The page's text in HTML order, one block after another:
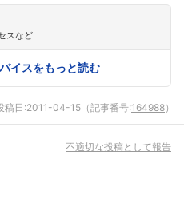
スなど
イスをもっと読む
稿日:2011-04-15 （記事番号:164988）
不適切な投稿として報告